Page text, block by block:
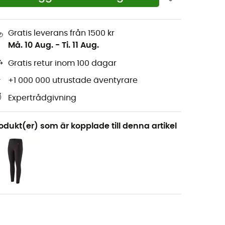
Gratis leverans från 1500 kr
Må. 10 Aug. - Ti. 11 Aug.
Gratis retur inom 100 dagar
+1 000 000 utrustade äventyrare
Expertrådgivning
som är kopplade till denna artikel